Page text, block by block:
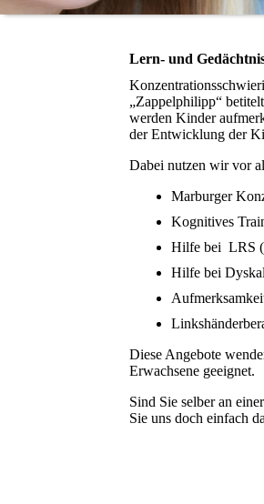
Lern- und
„Zappelphilipp“
werden Kinder
der Entwicklung der
Dabei nutzen wir vor
Marburger
Kognitives
Hilfe bei LRS
Hilfe bei
Diese Angebote
Erwachsene geeignet.
Sind Sie selber an
Sie uns doch einfach